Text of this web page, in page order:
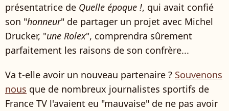
présentatrice de Quelle époque !, qui avait confié
son "honneur" de partager un projet avec Michel
Drucker, "une Rolex", comprendra sûrement
parfaitement les raisons de son confrère...
Va t-elle avoir un nouveau partenaire ? Souvenons
nous que de nombreux journalistes sportifs de
France TV l'avaient eu "mauvaise" de ne pas avoir